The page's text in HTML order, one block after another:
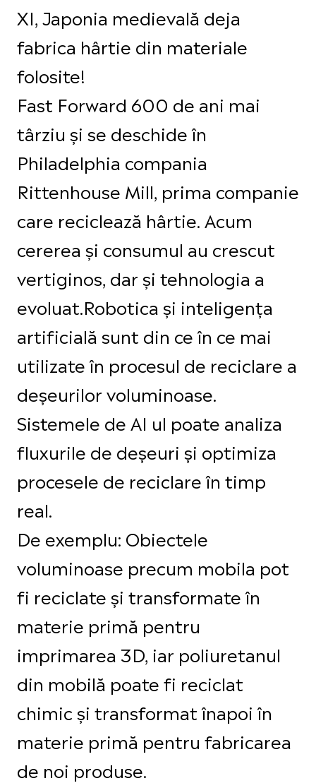
XI, Japonia medievală deja
fabrica hârtie din materiale
folosite!
Fast Forward 600 de ani mai
târziu și se deschide în
Philadelphia compania
Rittenhouse Mill, prima companie
care reciclează hârtie. Acum
cererea și consumul au crescut
vertiginos, dar și tehnologia a
evoluat.Robotica și inteligența
artificială sunt din ce în ce mai
utilizate în procesul de reciclare a
deșeurilor voluminoase.
Sistemele de AI ul poate analiza
fluxurile de deșeuri și optimiza
procesele de reciclare în timp
real.
De exemplu: Obiectele
voluminoase precum mobila pot
fi reciclate și transformate în
materie primă pentru
imprimarea 3D, iar poliuretanul
din mobilă poate fi reciclat
chimic și transformat înapoi în
materie primă pentru fabricarea
de noi produse.